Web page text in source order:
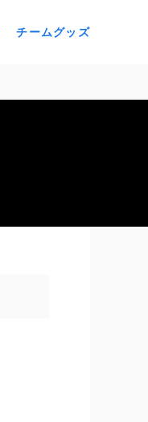
チームグッズ